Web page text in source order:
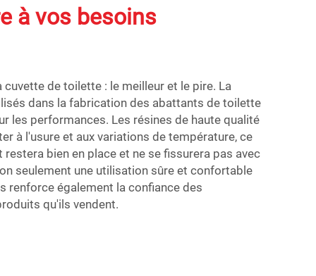
à vos besoins
cuvette de toilette : le meilleur et le pire. La
dans la fabrication des abattants de toilette
les performances. Les résines de haute qualité
à l'usure et aux variations de température, ce
bien en place et ne se fissurera pas avec
seulement une utilisation sûre et confortable
renforce également la confiance des
qu'ils vendent.